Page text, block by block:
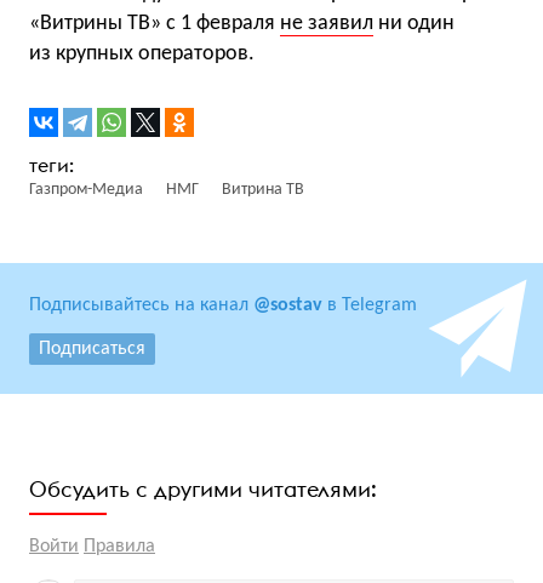
«Витрины ТВ» с 1 февраля не заявил ни один
из крупных операторов.
Газпром-Медиа НМГ Витрина ТВ
Подписывайтесь на канал @sostav в Telegram
Подписаться
Обсудить с другими читателями:
Войти Правила